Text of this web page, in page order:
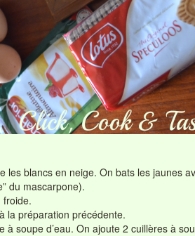
les blancs en neige. On bats les jaunes
du mascarpone).
froide.
la préparation précédente.
à soupe d’eau. On ajoute 2 cuillères à